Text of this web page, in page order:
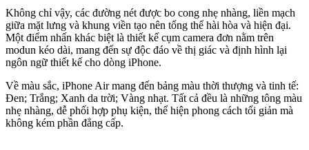
Không chỉ vậy, các đường nét được bo cong nhẹ nhàng, liền mạch
giữa mặt lưng và khung viền tạo nên tổng thể hài hòa và hiện đại.
Một điểm nhấn khác biệt là thiết kế cụm camera đơn nằm trên
modun kéo dài, mang đến sự độc đáo về thị giác và định hình lại
ngôn ngữ thiết kế cho dòng iPhone.
Về màu sắc, iPhone Air mang đến bảng màu thời thượng và tinh tế:
Đen; Trắng; Xanh da trời; Vàng nhạt. Tất cả đều là những tông màu
nhẹ nhàng, dễ phối hợp phụ kiện, thể hiện phong cách tối giản mà
không kém phần đẳng cấp.